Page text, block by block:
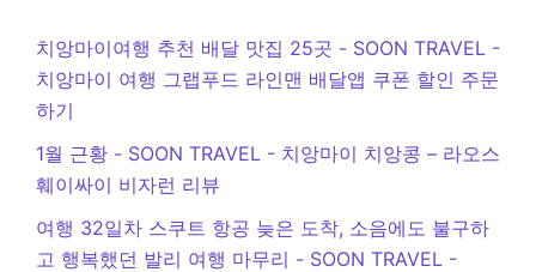
치앙마이여행 추천 배달 맛집 25곳 - SOON TRAVEL -
치앙마이 여행 그랩푸드 라인맨 배달앱 쿠폰 할인 주문
하기
1월 근황 - SOON TRAVEL - 치앙마이 치앙콩 – 라오스
훼이싸이 비자런 리뷰
여행 32일차 스쿠트 항공 늦은 도착, 소음에도 불구하
고 행복했던 발리 여행 마무리 - SOON TRAVEL -